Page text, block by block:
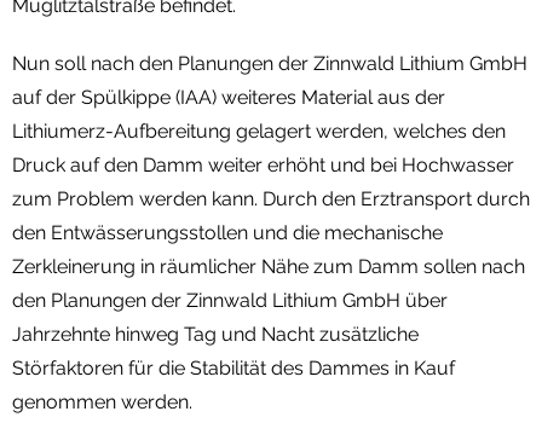
Müglitztalstraße befindet.
Nun soll nach den Planungen der Zinnwald Lithium GmbH
auf der Spülkippe (IAA) weiteres Material aus der
Lithiumerz-Aufbereitung gelagert werden, welches den
Druck auf den Damm weiter erhöht und bei Hochwasser
zum Problem werden kann. Durch den Erztransport durch
den Entwässerungsstollen und die mechanische
Zerkleinerung in räumlicher Nähe zum Damm sollen nach
den Planungen der Zinnwald Lithium GmbH über
Jahrzehnte hinweg Tag und Nacht zusätzliche
Störfaktoren für die Stabilität des Dammes in Kauf
genommen werden.